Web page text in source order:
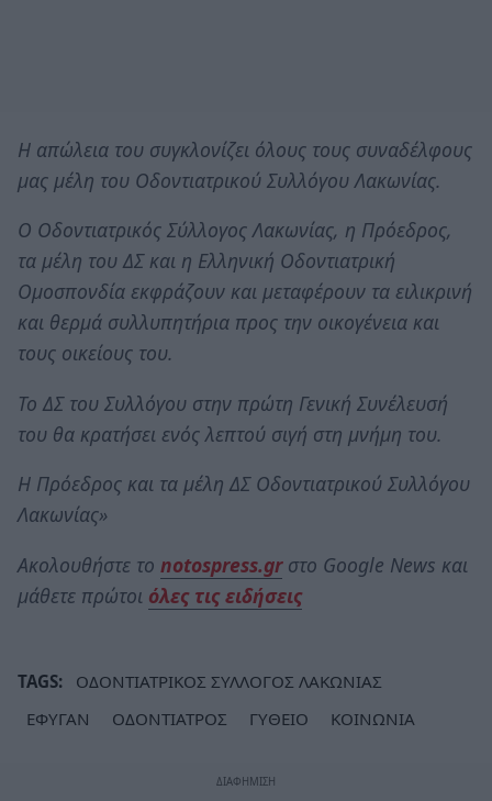
Η απώλεια του συγκλονίζει όλους τους συναδέλφους
μας μέλη του Οδοντιατρικού Συλλόγου Λακωνίας.
Ο Οδοντιατρικός Σύλλογος Λακωνίας, η Πρόεδρος,
τα μέλη του ΔΣ και η Ελληνική Οδοντιατρική
Ομοσπονδία εκφράζουν και μεταφέρουν τα ειλικρινή
και θερμά συλλυπητήρια προς την οικογένεια και
τους οικείους του.
Το ΔΣ του Συλλόγου στην πρώτη Γενική Συνέλευσή
του θα κρατήσει ενός λεπτού σιγή στη μνήμη του.
Η Πρόεδρος και τα μέλη ΔΣ Οδοντιατρικού Συλλόγου
Λακωνίας»
Ακολουθήστε το notospress.grστο Google News και
μάθετε πρώτοι όλες τις ειδήσεις
TAGS:
ΟΔΟΝΤΙΑΤΡΙΚΟΣ ΣΥΛΛΟΓΟΣ ΛΑΚΩΝΙΑΣ
ΕΦΥΓΑΝ
ΟΔΟΝΤΙΑΤΡΟΣ ΓΥΘΕΙΟ ΚΟΙΝΩΝΙΑ